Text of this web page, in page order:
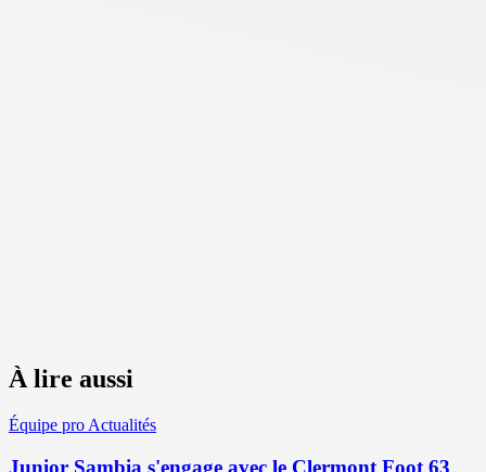
À lire aussi
Équipe pro Actualités
Junior Sambia s'engage avec le Clermont Foot 63